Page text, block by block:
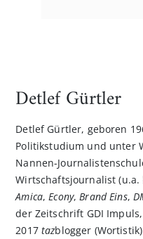
Bildgalerie
Detlef Gürtler
Detlef Gürtler, geboren
Politikstudium und unter
Nannen-
Wirtschaftsjournalist (u.a.
Amica, Econy, Brand Eins,
der Zeitschrift GDI
2017 tazblogger